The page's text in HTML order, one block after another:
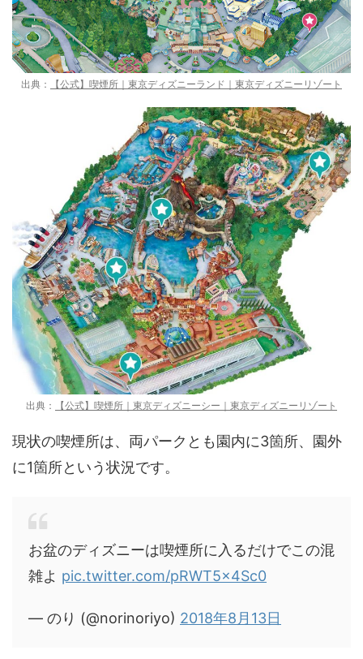
出典： 【公式】喫煙所｜東京ディズニーランド｜東京ディズニーリゾート
出典： 【公式】喫煙所｜東京ディズニーシー｜東京ディズニーリゾート
現状の喫煙所は、両パークとも園内に3箇所、園外
に1箇所という状況です。
お盆のディズニーは喫煙所に入るだけでこの混
雑よ pic.twitter.com/pRWT5x4Sc0
— のり (@norinoriyo) 2018年8月13日